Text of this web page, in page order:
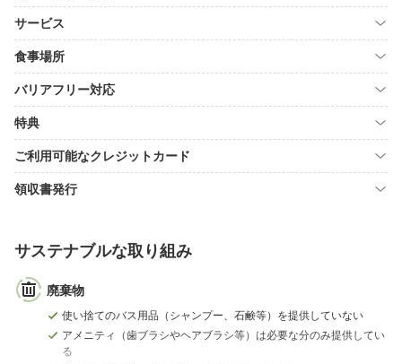
サービス
食事場所
バリアフリー対応
特典
ご利用可能なクレジットカード
領収書発行
サステナブルな取り組み
廃棄物
使い捨てのバス用品（シャンプー、石鹸等）を提供していない
アメニティ（歯ブラシやヘアブラシ等）は必要な分のみ提供してい
る